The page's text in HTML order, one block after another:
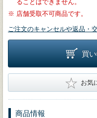
ることはできません。
※ 店舗受取不可商品です。
ご注文のキャンセルや返品・
買
★ お気
商品情報